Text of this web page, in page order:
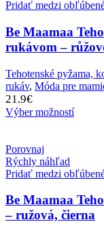
Pridať medzi
Be Maamaa
rukávom –
Tehotenské pyžama,
rukáv, Móda pre
21.9€
Výber možností
Porovnaj
Rýchly náhľad
Pridať medzi
Be Maamaa
– ružová, čierna